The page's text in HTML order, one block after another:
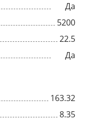
Да
5200
22.5
Да
163.32
8.35